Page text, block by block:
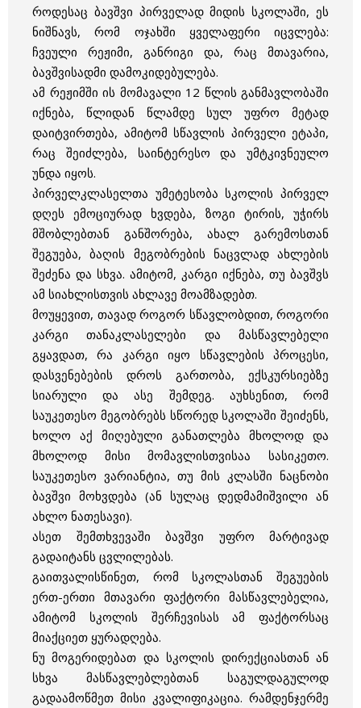
როდესაც ბავშვი პირველად მიდის სკოლაში, ეს
ნიშნავს, რომ ოჯახში ყველაფერი იცვლება:
ჩვეული რეჟიმი, განრიგი და, რაც მთავარია,
ბავშვისადმი დამოკიდებულება.
ამ რეჟიმში ის მომავალი 12 წლის განმავლობაში
იქნება, წლიდან წლამდე სულ უფრო მეტად
დაიტვირთება, ამიტომ სწავლის პირველი ეტაპი,
რაც შეიძლება, საინტერესო და უმტკივნეულო
უნდა იყოს.
პირველკლასელთა უმეტესობა სკოლის პირველ
დღეს ემოციურად ხვდება, ზოგი ტირის, უჭირს
მშობლებთან განშორება, ახალ გარემოსთან
შეგუება, ბაღის მეგობრების ნაცვლად ახლების
შეძენა და სხვა. ამიტომ, კარგი იქნება, თუ ბავშვს
ამ სიახლისთვის ახლავე მოამზადებთ.
მოუყევით, თავად როგორ სწავლობდით, როგორი
კარგი თანაკლასელები და მასწავლებელი
გყავდათ, რა კარგი იყო სწავლების პროცესი,
დასვენებების დროს გართობა, ექსკურსიებზე
სიარული და ასე შემდეგ. აუხსენით, რომ
საუკეთესო მეგობრებს სწორედ სკოლაში შეიძენს,
ხოლო აქ მიღებული განათლება მხოლოდ და
მხოლოდ მისი მომავლისთვისაა სასიკეთო.
საუკეთესო ვარიანტია, თუ მის კლასში ნაცნობი
ბავშვი მოხვდება (ან სულაც დედმამიშვილი ან
ახლო ნათესავი).
ასეთ შემთხვევაში ბავშვი უფრო მარტივად
გადაიტანს ცვლილებას.
გაითვალისწინეთ, რომ სკოლასთან შეგუების
ერთ-ერთი მთავარი ფაქტორი მასწავლებელია,
ამიტომ სკოლის შერჩევისას ამ ფაქტორსაც
მიაქციეთ ყურადღება.
ნუ მოგერიდებათ და სკოლის დირექციასთან ან
სხვა მასწავლებლებთან საგულდაგულოდ
გადაამოწმეთ მისი კვალიფიკაცია. რამდენჯერმე